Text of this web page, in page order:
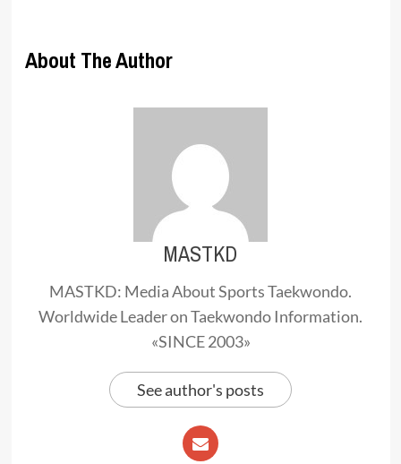
About The Author
MASTKD
MASTKD: Media About Sports Taekwondo.
Worldwide Leader on Taekwondo Information.
«SINCE 2003»
See author's posts